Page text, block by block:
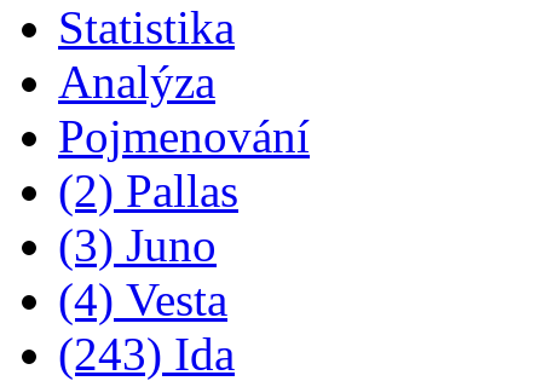
Statistika
Analýza
Pojmenování
(2) Pallas
(3) Juno
(4) Vesta
(243) Ida